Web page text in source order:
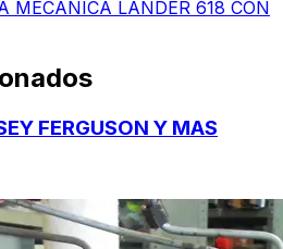
MECÁNICA LANDER 618 CON
FERGUSON Y MAS